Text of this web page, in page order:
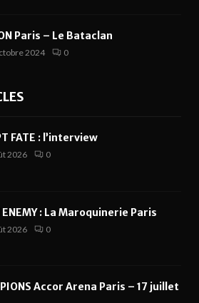
Paris – Le Bataclan
2024 0
FATE : l’interview
2026 0
ENEMY : La Maroquinerie Paris
2026 0
Accor Arena Paris – 17 juillet